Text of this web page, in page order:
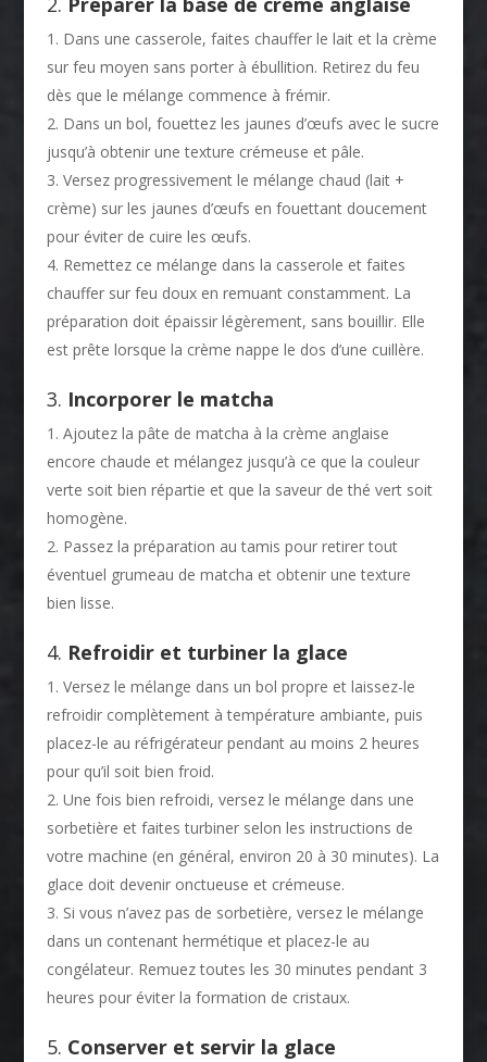
Dans une casserole, faites chauffer le lait et la crème
sur feu moyen sans porter à ébullition. Retirez du feu
dès que le mélange commence à frémir.
Dans un bol, fouettez les jaunes d’œufs avec le sucre
jusqu’à obtenir une texture crémeuse et pâle.
Versez progressivement le mélange chaud (lait +
crème) sur les jaunes d’œufs en fouettant doucement
pour éviter de cuire les œufs.
Remettez ce mélange dans la casserole et faites
chauffer sur feu doux en remuant constamment. La
préparation doit épaissir légèrement, sans bouillir. Elle
est prête lorsque la crème nappe le dos d’une cuillère.
3. Incorporer le matcha
Ajoutez la pâte de matcha à la crème anglaise
encore chaude et mélangez jusqu’à ce que la couleur
verte soit bien répartie et que la saveur de thé vert soit
homogène.
Passez la préparation au tamis pour retirer tout
éventuel grumeau de matcha et obtenir une texture
bien lisse.
4. Refroidir et turbiner la glace
Versez le mélange dans un bol propre et laissez-le
refroidir complètement à température ambiante, puis
placez-le au réfrigérateur pendant au moins 2 heures
pour qu’il soit bien froid.
Une fois bien refroidi, versez le mélange dans une
sorbetière et faites turbiner selon les instructions de
votre machine (en général, environ 20 à 30 minutes). La
glace doit devenir onctueuse et crémeuse.
Si vous n’avez pas de sorbetière, versez le mélange
dans un contenant hermétique et placez-le au
congélateur. Remuez toutes les 30 minutes pendant 3
heures pour éviter la formation de cristaux.
5. Conserver et servir la glace